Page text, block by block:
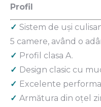
Profil
✓ Sistem de uşi
5 camere, având o
✓ Profil clasa A.
✓ Design clasic cu
✓ Excelente
✓ Armătura din oţel